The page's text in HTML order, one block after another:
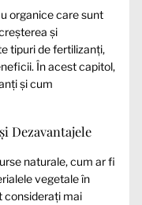
organice care sunt
și
tipuri de fertilizanți,
În acest capitol,
și cum
Dezavantajele
naturale, cum ar fi
vegetale în
considerați mai